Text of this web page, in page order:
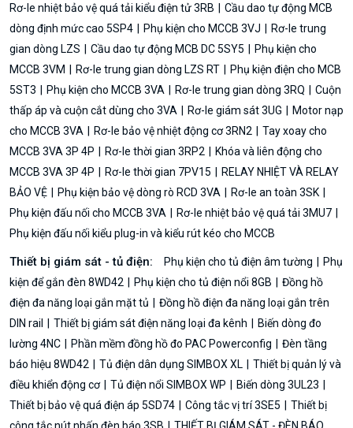
Rơ-le nhiệt bảo vệ quá tải kiểu điện tử 3RB
Cầu dao tự động MCB
dòng định mức cao 5SP4
Phụ kiện cho MCCB 3VJ
Rơ-le trung
gian dòng LZS
Cầu dao tự động MCB DC 5SY5
Phụ kiện cho
MCCB 3VM
Rơ-le trung gian dòng LZS RT
Phụ kiện điện cho MCB
5ST3
Phụ kiện cho MCCB 3VA Rơ-le trung gian dòng 3RQ
Cuộn
thấp áp và cuộn cắt dùng cho 3VA
Rơ-le giám sát 3UG
Motor nạp
cho MCCB 3VA
Rơ-le bảo vệ nhiệt động cơ 3RN2
Tay xoay cho
MCCB 3VA 3P 4P
Rơ-le thời gian 3RP2
Khóa và liên động cho
MCCB 3VA 3P 4P
Rơ-le thời gian 7PV15
RELAY NHIỆT VÀ RELAY
BẢO VỆ
Phụ kiện bảo vệ dòng rò RCD 3VA
Rơ-le an toàn 3SK
Phụ kiện đấu nối cho MCCB 3VA
Rơ-le nhiệt bảo vệ quá tải 3MU7
Phụ kiện đấu nối kiểu plug-in và kiểu rút kéo cho MCCB
Thiết bị giám sát - tủ điện: Phụ kiện cho tủ điện âm tường
Phụ
kiện để gắn đèn 8WD42
Phụ kiện cho tủ điện nổi 8GB
Đồng hồ
điện đa năng loại gắn mặt tủ
Đồng hồ điện đa năng loại gắn trên
DIN rail
Thiết bị giám sát điện năng loại đa kênh
Biến dòng đo
lường 4NC
Phần mềm đồng hồ đo PAC Powerconfig
Đèn tầng
báo hiệu 8WD42
Tủ điện dân dụng SIMBOX XL
Thiết bị quản lý và
điều khiển động cơ
Tủ điện nổi SIMBOX WP
Biến dòng 3UL23
Thiết bị bảo vệ quá điện áp 5SD74
Công tắc vị trí 3SE5
Thiết bị
công tắc nút nhấn đèn báo 3SB
THIẾT BỊ GIÁM SÁT - ĐÈN BÁO